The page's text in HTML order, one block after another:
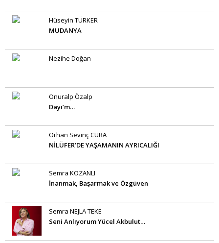
Hüseyin TÜRKER
MUDANYA
Nezihe Doğan
Onuralp Özalp
Dayı’m…
Orhan Sevinç CURA
NİLÜFER’DE YAŞAMANIN AYRICALIĞI
Semra KOZANLI
İnanmak, Başarmak ve Özgüven
Semra NEJLA TEKE
Seni Anlıyorum Yücel Akbulut…